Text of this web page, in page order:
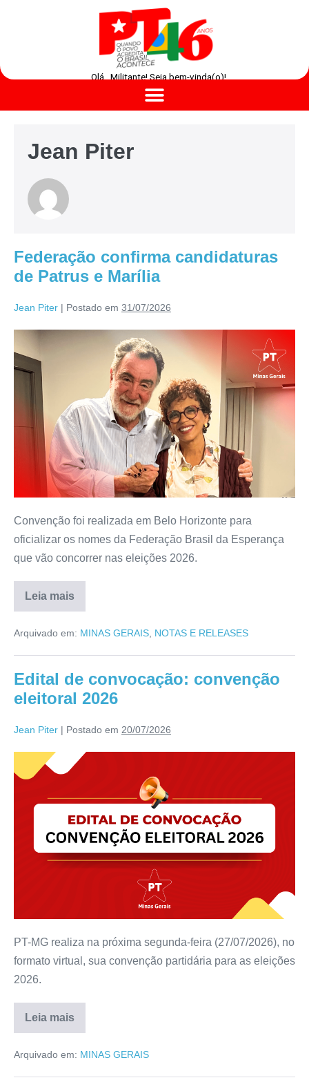
Olá , Militante! Seja bem-vinda(o)!
Jean Piter
Federação confirma candidaturas
de Patrus e Marília
Jean Piter | Postado em 31/07/2026
Convenção foi realizada em Belo Horizonte para
oficializar os nomes da Federação Brasil da Esperança
que vão concorrer nas eleições 2026.
Leia mais
Arquivado em: MINAS GERAIS NOTAS E RELEASES
Edital de convocação: convenção
eleitoral 2026
Jean Piter | Postado em 20/07/2026
PT-MG realiza na próxima segunda-feira (27/07/2026), no
formato virtual, sua convenção partidária para as eleições
2026.
Leia mais
Arquivado em: MINAS GERAIS